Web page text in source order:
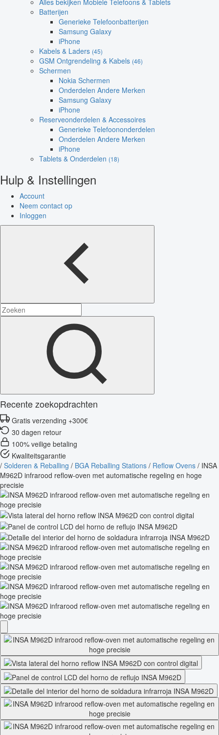
Batterijen
Generieke Telefoonbatterijen
Samsung Galaxy
iPhone
Kabels & Laders (45)
GSM Ontgrendeling & Kabels (46)
Schermen
Nokia Schermen
Onderdelen Andere Merken
Samsung Galaxy
iPhone
Reserveonderdelen & Accessoires
Generieke Telefoononderdelen
Onderdelen Andere Merken
iPhone
Tablets & Onderdelen (18)
Hulp & Instellingen
Account
Neem contact op
Inloggen
Recente zoekopdrachten
Gratis verzending +300€
30 dagen retour
100% veilige betaling
Kwaliteitsgarantie
/ Solderen & Reballing / BGA Reballing Stations / Reflow Ovens / INSA
M962D infrarood reflow-oven met automatische regeling en hoge
precisie